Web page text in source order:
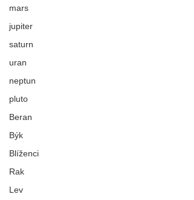
mars
jupiter
saturn
uran
neptun
pluto
Beran
Býk
Blíženci
Rak
Lev